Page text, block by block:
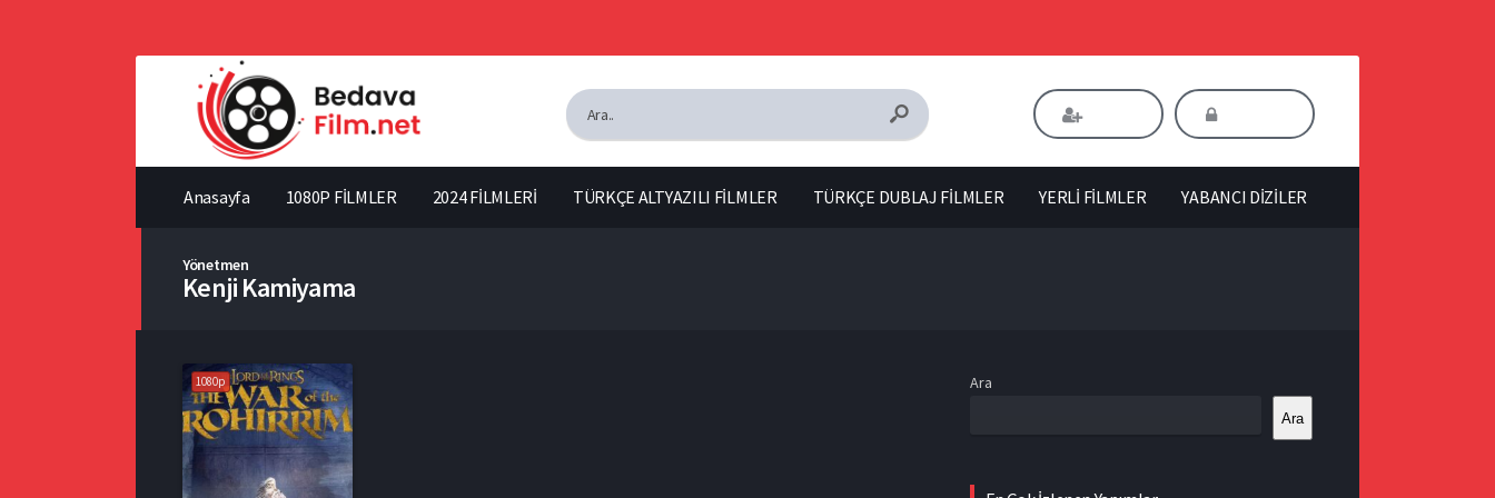
Anasayfa 1080P FİLMLER 2024 FİLMLERİ TÜRKÇE ALTYAZILI FİLMLER TÜRKÇE DUBLAJ FİLMLER YERLİ FİLMLER YABANCI DİZİLER
Yönetmen
Kenji Kamiyama
1080p Ara
Ara